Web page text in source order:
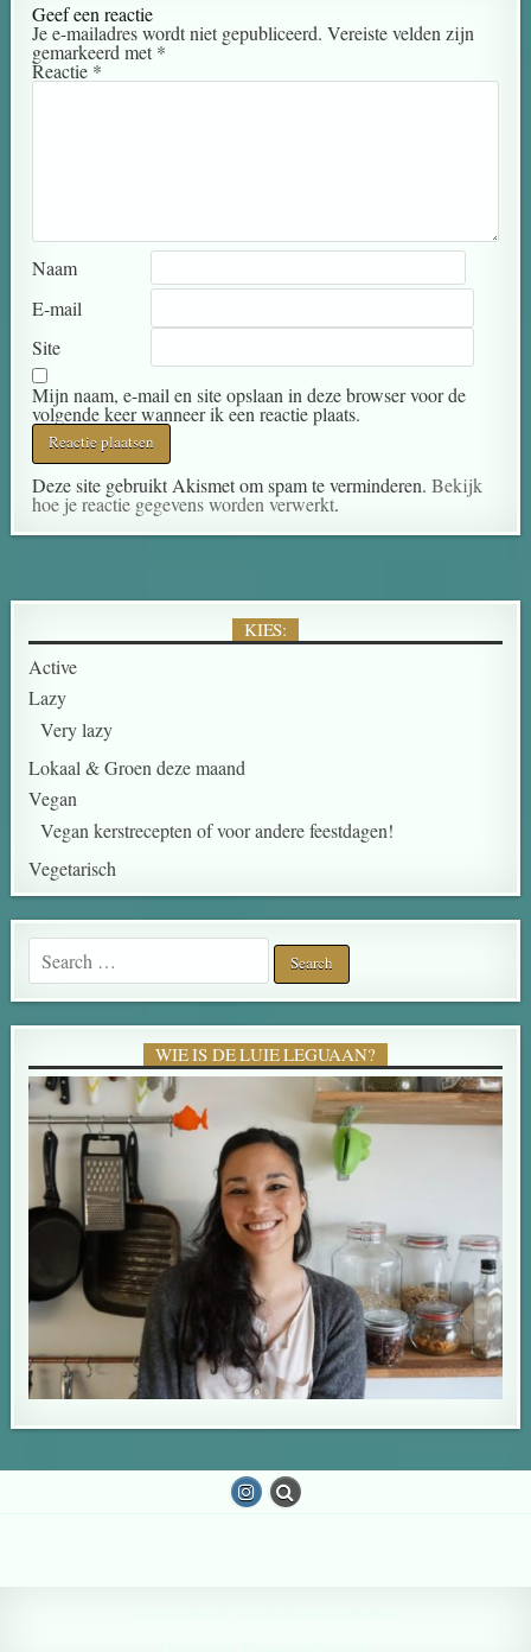
Geef een reactie
Je e-mailadres wordt niet gepubliceerd. Vereiste velden zijn
gemarkeerd met *
Reactie *
Naam
E-mail
Site
Mijn naam, e-mail en site opslaan in deze browser voor de
volgende keer wanneer ik een reactie plaats.
Deze site gebruikt Akismet om spam te verminderen.Bekijk
hoe je reactie gegevens worden verwerkt.
KIES:
Active
Lazy
Very lazy
Lokaal & Groen deze maand
Vegan
Vegan kerstrecepten of voor andere feestdagen!
Vegetarisch
WIE IS DE LUIE LEGUAAN?